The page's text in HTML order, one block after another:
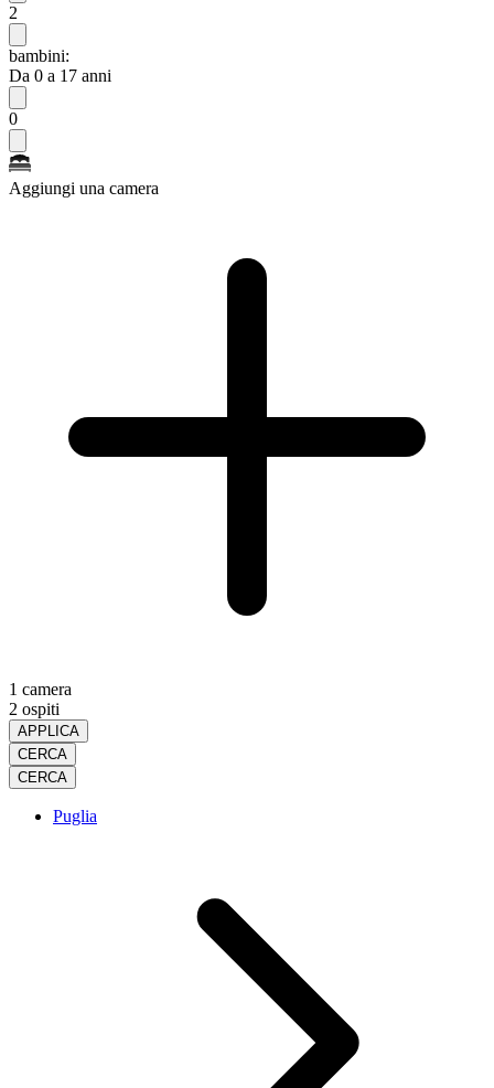
2
bambini:
Da 0 a 17 anni
0
Aggiungi una camera
1 camera
2 ospiti
APPLICA
CERCA
CERCA
Puglia